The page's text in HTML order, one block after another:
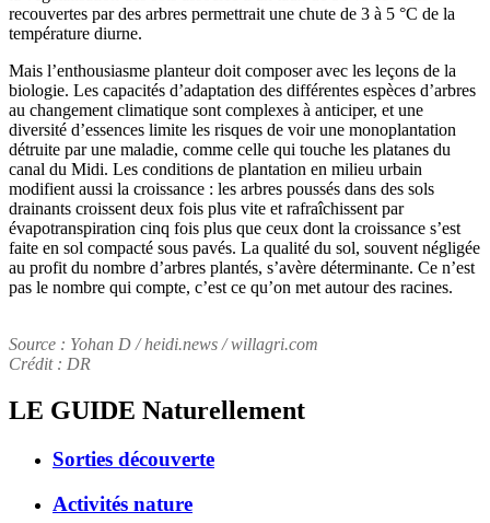
recouvertes par des arbres permettrait une chute de 3 à 5 °C de la
température diurne.
Mais l’enthousiasme planteur doit composer avec les leçons de la
biologie. Les capacités d’adaptation des différentes espèces d’arbres
au changement climatique sont complexes à anticiper, et une
diversité d’essences limite les risques de voir une monoplantation
détruite par une maladie, comme celle qui touche les platanes du
canal du Midi. Les conditions de plantation en milieu urbain
modifient aussi la croissance : les arbres poussés dans des sols
drainants croissent deux fois plus vite et rafraîchissent par
évapotranspiration cinq fois plus que ceux dont la croissance s’est
faite en sol compacté sous pavés. La qualité du sol, souvent négligée
au profit du nombre d’arbres plantés, s’avère déterminante. Ce n’est
pas le nombre qui compte, c’est ce qu’on met autour des racines.
Source : Yohan D / heidi.news / willagri.com
Crédit : DR
LE GUIDE Naturellement
Sorties découverte
Activités nature